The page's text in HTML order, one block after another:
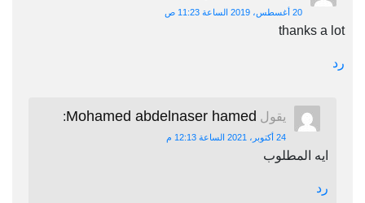
20 أغسطس، 2019 الساعة 11:23 ص
thanks a lot
رد
يقول Mohamed abdelnaser hamed
:
24 أكتوبر، 2021 الساعة 12:13 م
ايه المطلوب
رد